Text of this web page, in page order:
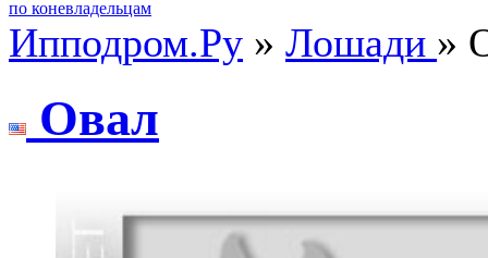
по коневладельцам
Ипподром.Ру » Лошади »
Oвaл